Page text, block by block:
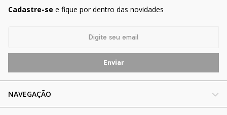
Cadastre-se e fique por dentro das novidades
NAVEGAÇÃO